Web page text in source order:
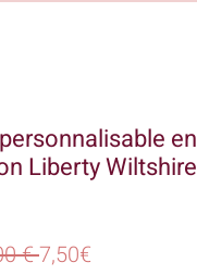
en
Liberty Wiltshire
€ Prix
7,50€